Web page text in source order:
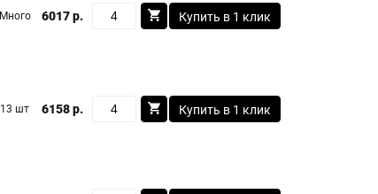
Много 6017 р. Купить в 1 клик
13 шт 6158 р. Купить в 1 клик